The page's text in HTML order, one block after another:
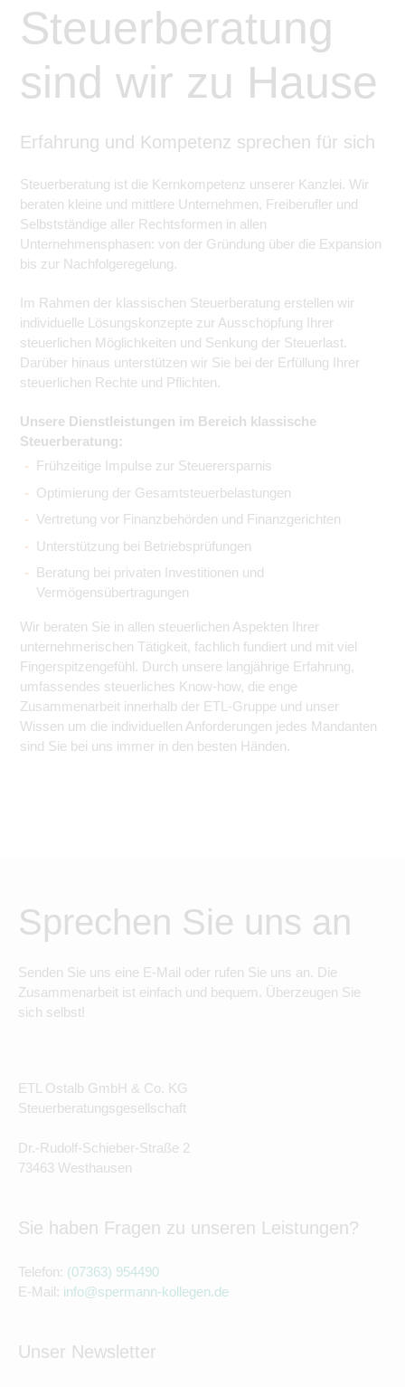
Steuerberatung
sind wir zu Hause
Erfahrung und Kompetenz sprechen für sich
Steuerberatung ist die Kernkompetenz unserer Kanzlei. Wir
beraten kleine und mittlere Unternehmen, Freiberufler und
Selbstständige aller Rechtsformen in allen
Unternehmensphasen: von der Gründung über die Expansion
bis zur Nachfolgeregelung.
Im Rahmen der klassischen Steuerberatung erstellen wir
individuelle Lösungskonzepte zur Ausschöpfung Ihrer
steuerlichen Möglichkeiten und Senkung der Steuerlast.
Darüber hinaus unterstützen wir Sie bei der Erfüllung Ihrer
steuerlichen Rechte und Pflichten.
Unsere Dienstleistungen im Bereich klassische
Steuerberatung:
Frühzeitige Impulse zur Steuerersparnis
Optimierung der Gesamtsteuerbelastungen
Vertretung vor Finanzbehörden und Finanzgerichten
Unterstützung bei Betriebsprüfungen
Beratung bei privaten Investitionen und
Vermögensübertragungen
Wir beraten Sie in allen steuerlichen Aspekten Ihrer
unternehmerischen Tätigkeit, fachlich fundiert und mit viel
Fingerspitzengefühl. Durch unsere langjährige Erfahrung,
umfassendes steuerliches Know-how, die enge
Zusammenarbeit innerhalb der ETL-Gruppe und unser
Wissen um die individuellen Anforderungen jedes Mandanten
sind Sie bei uns immer in den besten Händen.
Sprechen Sie uns an
Senden Sie uns eine E-Mail oder rufen Sie uns an. Die
Zusammenarbeit ist einfach und bequem. Überzeugen Sie
sich selbst!
ETL Ostalb GmbH & Co. KG
Steuerberatungsgesellschaft
Dr.-Rudolf-Schieber-Straße 2
73463 Westhausen
Sie haben Fragen zu unseren Leistungen?
Telefon: (07363) 954490
E-Mail: info@spermann-kollegen.de
Unser Newsletter